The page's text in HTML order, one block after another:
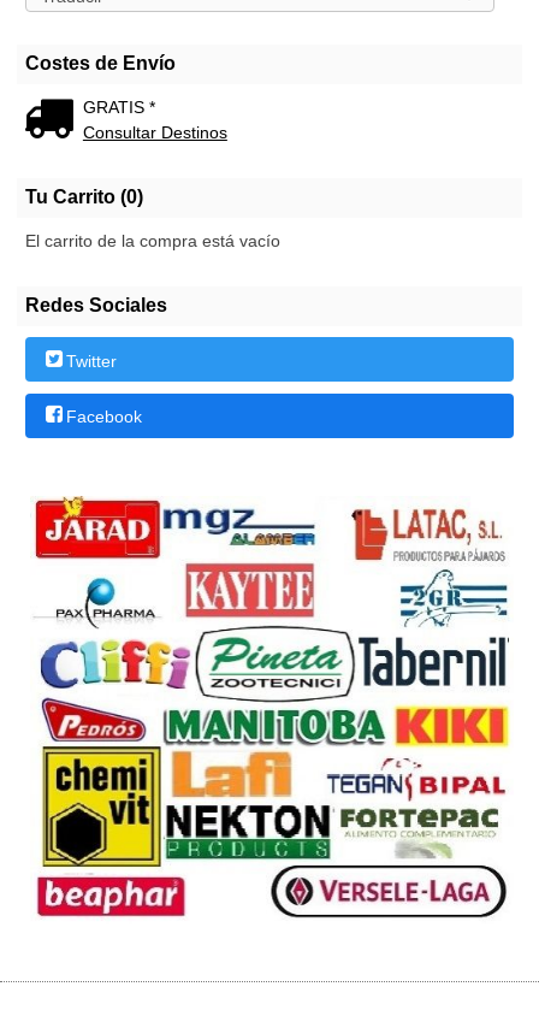
Costes de Envío
GRATIS *
Consultar Destinos
Tu Carrito (0)
El carrito de la compra está vacío
Redes Sociales
Twitter
Facebook